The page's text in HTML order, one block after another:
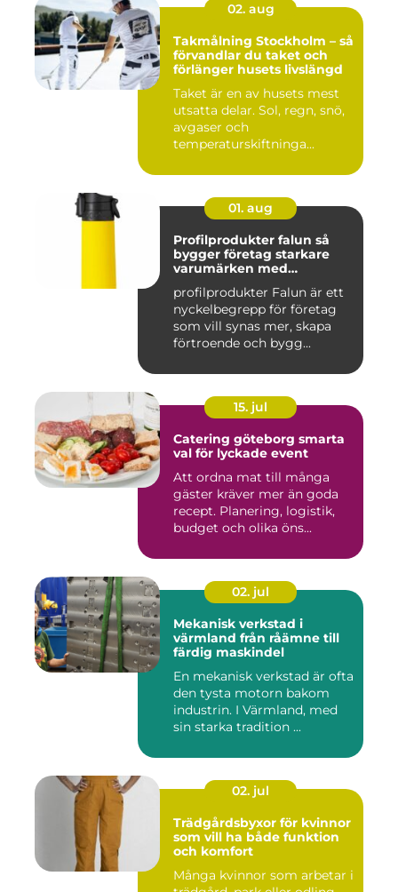
02. aug
Takmålning Stockholm – så
förvandlar du taket och
förlänger husets livslängd
Taket är en av husets mest
utsatta delar. Sol, regn, snö,
avgaser och
temperaturskiftninga...
01. aug
Profilprodukter falun så
bygger företag starkare
varumärken med
profilprodukter Falun är ett
nyckelbegrepp för företag
som vill synas mer, skapa
förtroende och bygg...
15. jul
Catering göteborg smarta
val för lyckade event
Att ordna mat till många
gäster kräver mer än goda
recept. Planering, logistik,
budget och olika öns...
02. jul
Mekanisk verkstad i
värmland från råämne till
färdig maskindel
En mekanisk verkstad är ofta
den tysta motorn bakom
industrin. I Värmland, med
sin starka tradition ...
02. jul
Trädgårdsbyxor för kvinnor
som vill ha både funktion
och komfort
Många kvinnor som arbetar i